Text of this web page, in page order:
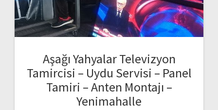
Aşağı Yahyalar Televizyon
Tamircisi – Uydu Servisi – Panel
Tamiri – Anten Montajı –
Yenimahalle